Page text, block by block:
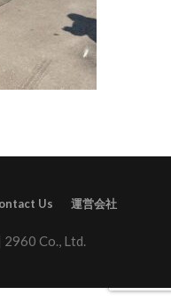
Us 運営会社
Co., Ltd.